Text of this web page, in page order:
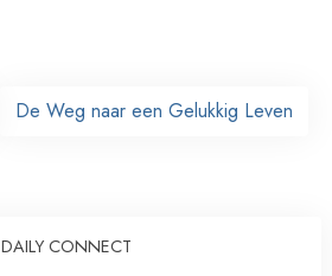
De Weg naar een Gelukkig Leven
DAILY CONNECT